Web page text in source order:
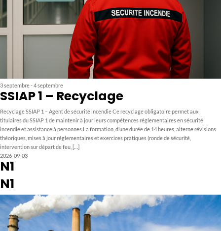
3 septembre-4 septembre
SSIAP 1 – Recyclage
Recyclage SSIAP 1 – Agent de sécurité incendie Ce recyclage obligatoire permet aux
titulaires du SSIAP 1 de maintenir à jour leurs compétences réglementaires en sécurité
incendie et assistance à personnes.La formation, d’une durée de 14 heures, alterne révisions
théoriques, mises à jour réglementaires et exercices pratiques (ronde de sécurité,
intervention sur départ de feu, […]
2026-09-03
N1
N1